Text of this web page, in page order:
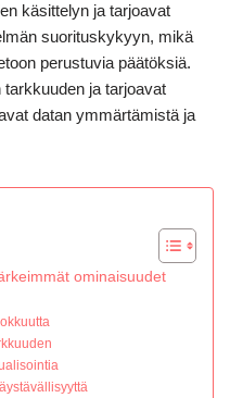
käsittelyn ja tarjoavat
suorituskykyyn, mikä
perustuvia päätöksiä.
ja tarjoavat
datan ymmärtämistä ja
ominaisuudet